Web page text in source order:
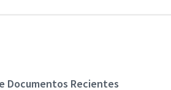
Documentos Recientes